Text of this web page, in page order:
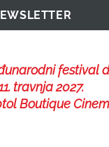
festival
travnja 2027.
Boutique